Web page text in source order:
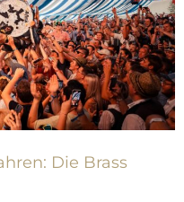
Die Brass